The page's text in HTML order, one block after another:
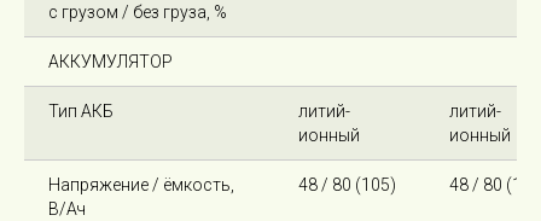
с грузом / без груза, %
АККУМУЛЯТОР
Тип АКБ
литий-
ионный
литий-
ионный
Напряжение / ёмкость,
В/Ач
48 / 80 (105) 48 / 80